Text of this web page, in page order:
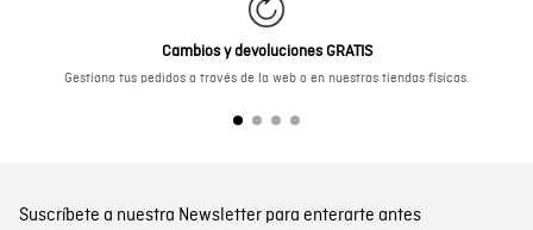
Cambios y devoluciones GRATIS
Gestiona tus pedidos a través de la web o en nuestras tiendas físicas.
Suscríbete a nuestra Newsletter para enterarte antes